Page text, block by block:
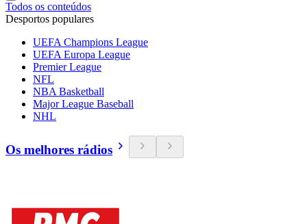
Todos os conteúdos
Desportos populares
UEFA Champions League
UEFA Europa League
Premier League
NFL
NBA Basketball
Major League Baseball
NHL
Os melhores rádios